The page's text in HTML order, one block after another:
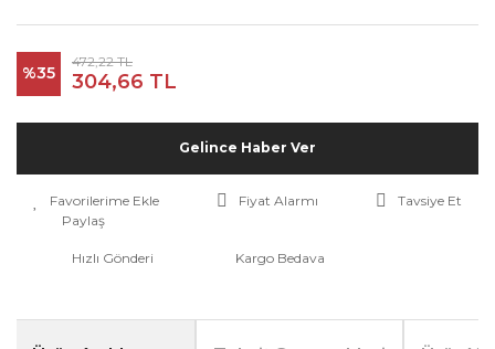
%35
472,22 TL
304,66 TL
Gelince Haber Ver
Fiyat Alarmı
Tavsiye Et
Paylaş
Hızlı Gönderi Kargo Bedava